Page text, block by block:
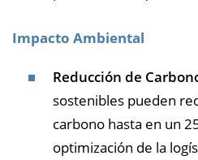
Impacto Ambiental
Reducción de
sostenibles pueden
carbono hasta en un
optimización de la